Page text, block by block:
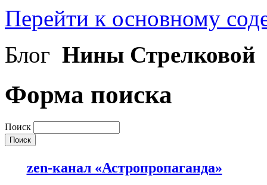
Перейти к основному
Блог Нины Стрелковой
Форма поиска
Поиск
zen-канал «Астропропаганда»